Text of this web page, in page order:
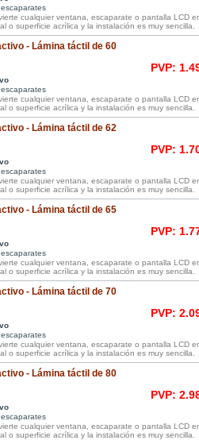
cualquier ventana, escaparate o pantalla LCD
o superficie acrílica y la instalación es muy sencilla.
- Lámina táctil de 60
PVP:
cualquier ventana, escaparate o pantalla LCD
o superficie acrílica y la instalación es muy sencilla.
- Lámina táctil de 62
PVP:
cualquier ventana, escaparate o pantalla LCD
o superficie acrílica y la instalación es muy sencilla.
- Lámina táctil de 65
PVP:
cualquier ventana, escaparate o pantalla LCD
o superficie acrílica y la instalación es muy sencilla.
- Lámina táctil de 70
PVP:
cualquier ventana, escaparate o pantalla LCD
o superficie acrílica y la instalación es muy sencilla.
- Lámina táctil de 80
PVP:
cualquier ventana, escaparate o pantalla LCD
o superficie acrílica y la instalación es muy sencilla.